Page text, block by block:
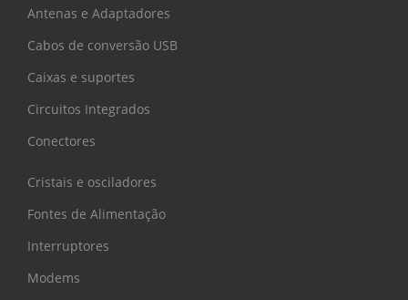
Antenas e Adaptadores
Cabos de conversão USB
Caixas e suportes
Circuitos Integrados
Conectores
Cristais e osciladores
Fontes de Alimentação
Interruptores
Modems